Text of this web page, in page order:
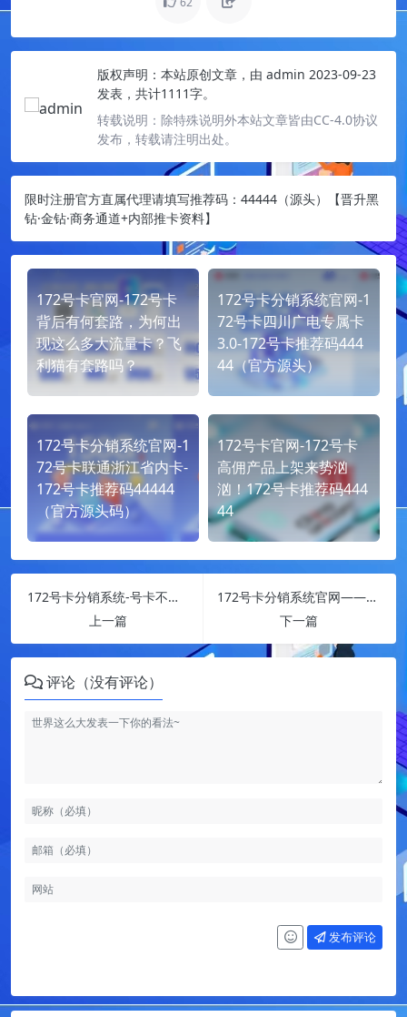
版权声明： 本站原创文章，由 admin 2023-09-23
发表，共计1111字。
转载说明： 除特殊说明外本站文章皆由CC-4.0协议
发布，转载请注明出处。
限时注册官方直属代理请填写推荐码：44444（源头）【晋升黑
钻·金钻·商务通道+内部推卡资料】
172号卡官网-172号卡
背后有何套路，为何出
现这么多大流量卡？飞
利猫有套路吗？
172号卡分销系统官网-1
72号卡四川广电专属卡
3.0-172号卡推荐码444
44（官方源头）
172号卡分销系统官网-1
72号卡联通浙江省内卡-
172号卡推荐码44444
（官方源头码）
172号卡官网-172号卡
高佣产品上架来势汹
汹！172号卡推荐码444
44
172号卡分销系统-号卡不显示已激活原因说明！
上一篇
172号卡分销系统官网——浙江电信沧聚卡
下一篇
评论（没有评论）
发布评论